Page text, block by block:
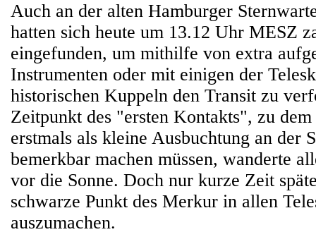
Auch an der alten Hamburger
hatten sich heute um 13.12 Uhr MESZ
eingefunden, um mithilfe von extra
Instrumenten oder mit einigen der
historischen Kuppeln den Transit zu
Zeitpunkt des "ersten Kontakts", zu
erstmals als kleine Ausbuchtung an der
bemerkbar machen müssen, wanderte
vor die Sonne. Doch nur kurze Zeit
schwarze Punkt des Merkur in allen
auszumachen.